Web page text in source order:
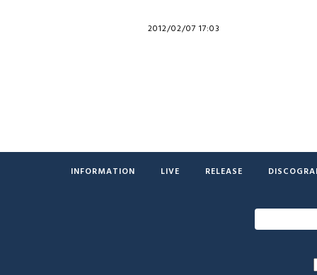
2012/02/07 17:03
INFORMATION LIVE RELEASE